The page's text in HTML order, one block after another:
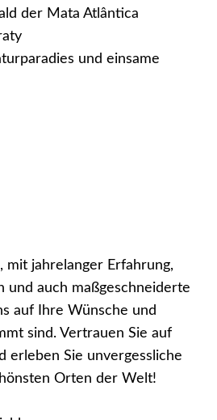
der Mata Atlântica
und einsame
mit jahrelanger Erfahrung,
und auch maßgeschneiderte
auf Ihre Wünsche und
sind. Vertrauen Sie auf
erleben Sie unvergessliche
Orten der Welt!